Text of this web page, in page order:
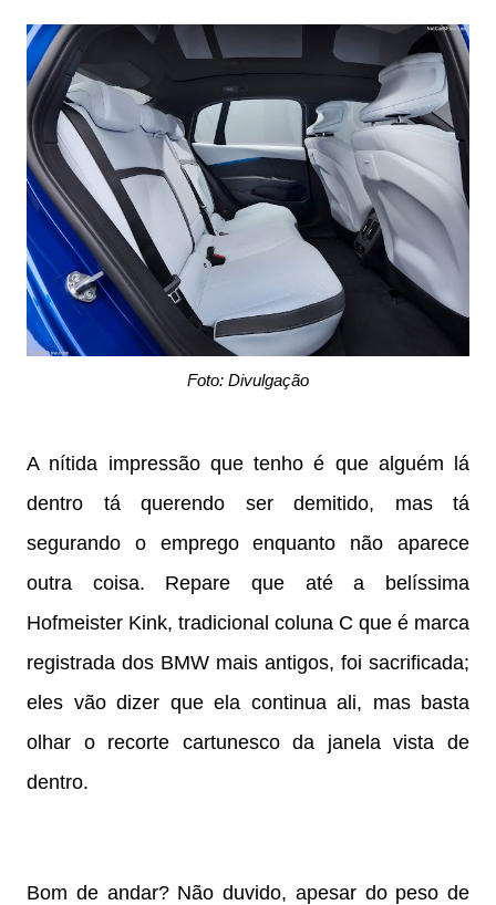
Foto: Divulgação
A nítida impressão que tenho é que alguém lá
dentro tá querendo ser demitido, mas tá
segurando o emprego enquanto não aparece
outra coisa. Repare que até a belíssima
Hofmeister Kink, tradicional coluna C que é marca
registrada dos BMW mais antigos, foi sacrificada;
eles vão dizer que ela continua ali, mas basta
olhar o recorte cartunesco da janela vista de
dentro.
Bom de andar? Não duvido, apesar do peso de